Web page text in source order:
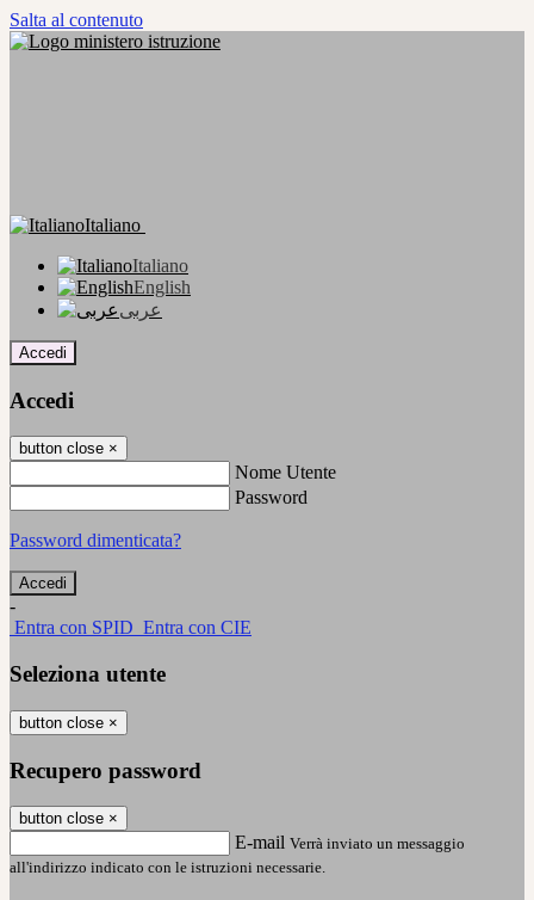
Salta al contenuto
Italiano
Italiano
English
عربى
Accedi
Accedi
button close ×
Nome Utente
Password
Password dimenticata?
-
Entra con SPID Entra con CIE
Seleziona utente
button close ×
Recupero password
button close ×
E-mail Verrà inviato un messaggio
all'indirizzo indicato con le istruzioni necessarie.